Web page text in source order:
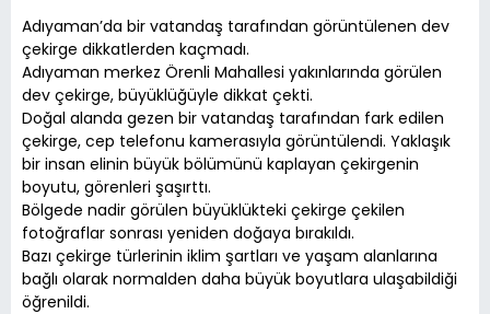
Adıyaman’da bir vatandaş tarafından görüntülenen dev
çekirge dikkatlerden kaçmadı.
Adıyaman merkez Örenli Mahallesi yakınlarında görülen
dev çekirge, büyüklüğüyle dikkat çekti.
Doğal alanda gezen bir vatandaş tarafından fark edilen
çekirge, cep telefonu kamerasıyla görüntülendi. Yaklaşık
bir insan elinin büyük bölümünü kaplayan çekirgenin
boyutu, görenleri şaşırttı.
Bölgede nadir görülen büyüklükteki çekirge çekilen
fotoğraflar sonrası yeniden doğaya bırakıldı.
Bazı çekirge türlerinin iklim şartları ve yaşam alanlarına
bağlı olarak normalden daha büyük boyutlara ulaşabildiği
öğrenildi.